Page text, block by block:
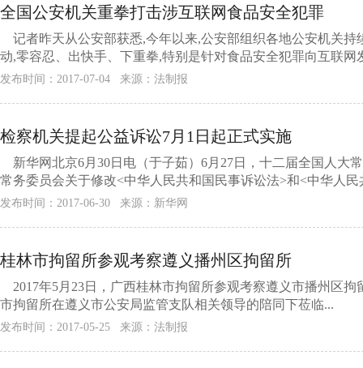
全国公安机关重拳打击涉互联网食品安全犯罪
记者昨天从公安部获悉,今年以来,公安部组织各地公安机关持
动,零容忍、出快手、下重拳,特别是针对食品安全犯罪向互联网
发布时间：2017-07-04 来源：法制报
检察机关提起公益诉讼7月1日起正式实施
新华网北京6月30日电（于子茹）6月27日，十二届全国人大
常务委员会关于修改<中华人民共和国民事诉讼法>和<中华人民
发布时间：2017-06-30 来源：新华网
桂林市拘留所参观考察遵义播州区拘留所
2017年5月23日，广西桂林市拘留所参观考察遵义市播州区
市拘留所在遵义市公安局监管支队相关领导的陪同下莅临...
发布时间：2017-05-25 来源：法制报